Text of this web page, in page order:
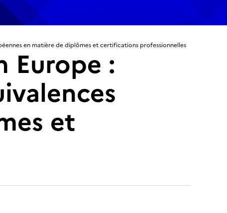
en matière de diplômes et certifications professionnelles
Europe :
et